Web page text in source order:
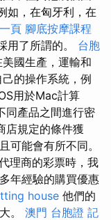
如，在匈牙利，在
頁 腳底按摩課程
用了所謂的。 台胞
國生產，運輸和
的操作系統，例
用於Mac計算
同產品之間進行密
店規定的條件獲
可能會有所不同。
理商的彩票時，我
年經驗的購買優惠
house 他們的
。 澳門 台胞證 記